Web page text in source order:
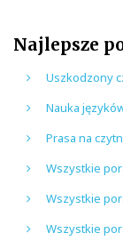
Najlepsze
Uszkodzony
Nauka
Prasa na
Wszystkie
Wszystkie
Wszystkie